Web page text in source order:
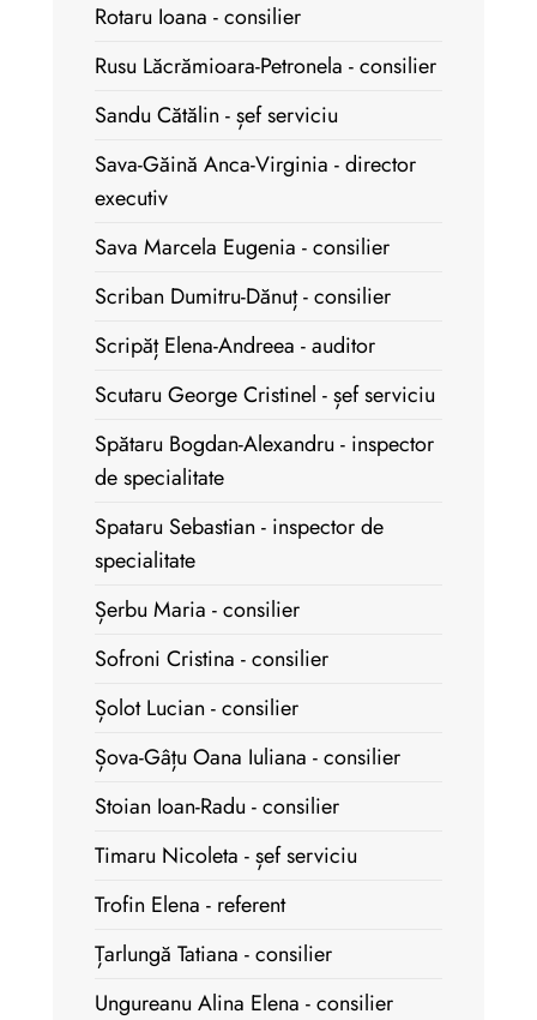
Rotaru Ioana - consilier
Rusu Lăcrămioara-Petronela - consilier
Sandu Cătălin - șef serviciu
Sava-Găină Anca-Virginia - director
executiv
Sava Marcela Eugenia - consilier
Scriban Dumitru-Dănuț - consilier
Scripăț Elena-Andreea - auditor
Scutaru George Cristinel - șef serviciu
Spătaru Bogdan-Alexandru - inspector
de specialitate
Spataru Sebastian - inspector de
specialitate
Șerbu Maria - consilier
Sofroni Cristina - consilier
Șolot Lucian - consilier
Șova-Gâțu Oana Iuliana - consilier
Stoian Ioan-Radu - consilier
Timaru Nicoleta - șef serviciu
Trofin Elena - referent
Țarlungă Tatiana - consilier
Ungureanu Alina Elena - consilier